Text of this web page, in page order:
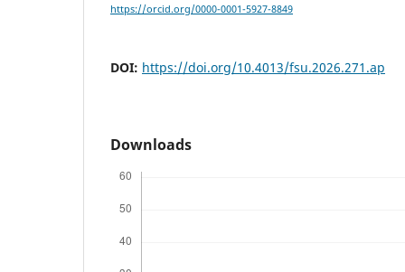
https://orcid.org/0000-0001-5927-8849
DOI: https://doi.org/10.4013/fsu.2026.271.ap
Downloads